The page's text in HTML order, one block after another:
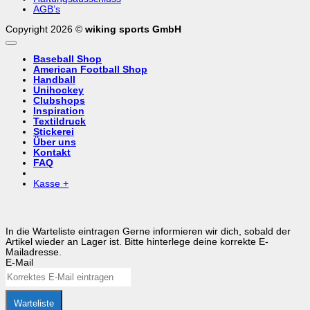
AGB’s
Copyright 2026 © wiking sports GmbH
Baseball Shop
American Football Shop
Handball
Unihockey
Clubshops
Inspiration
Textildruck
Stickerei
Über uns
Kontakt
FAQ
Kasse +
In die Warteliste eintragen Gerne informieren wir dich, sobald der
Artikel wieder an Lager ist. Bitte hinterlege deine korrekte E-
Mailadresse.
E-Mail
Warteliste